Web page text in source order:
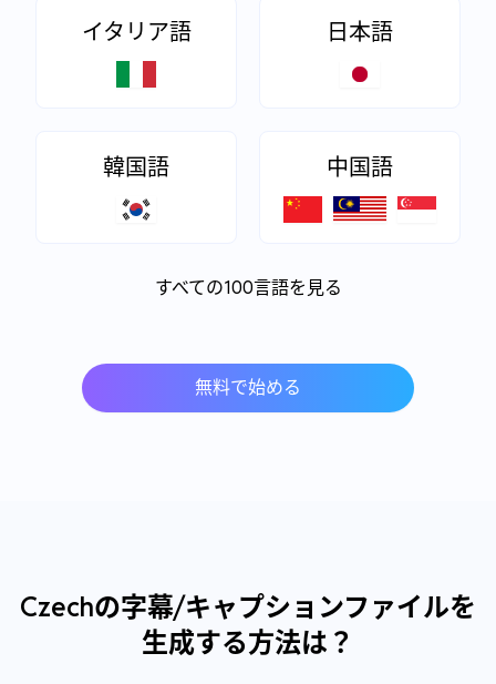
イタリア語 日本語
韓国語 中国語
すべての100言語を見る
無料で始める
Czechの字幕/キャプションファイルを
生成する方法は？